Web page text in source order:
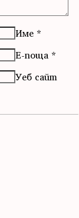
Име *
Е-поща *
Уеб сайт